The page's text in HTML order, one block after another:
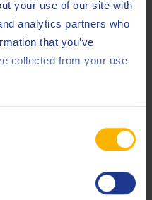
your use of our site with
analytics partners who
that you’ve
collected from your use